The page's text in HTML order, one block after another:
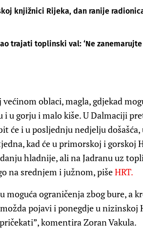
knjižnici Rijeka, dan ranije
trajati toplinski val: ‘Ne
oblaci, magla, gdjekad
i u gorju i malo kiše. U Dalmaciji
će i u posljednju nedjelju
kad će u primorskoj i gorskoj
hladnije, ali na Jadranu uz
na srednjem i južnom, pišeHRT.
moguća ograničenja zbog bure, a
pojavi i ponegdje u nizinskoj
komentira Zoran Vakula.